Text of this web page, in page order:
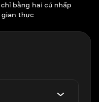
bằng hai cú nhấp
thực